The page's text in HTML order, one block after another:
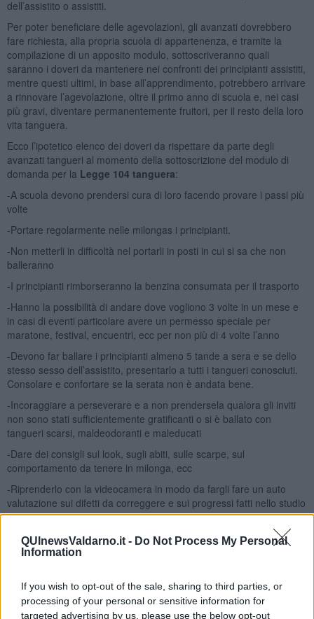
QUInewsValdarno.it - Do Not Process My Personal
Information
If you wish to opt-out of the sale, sharing to third parties, or
processing of your personal or sensitive information for
targeted advertising by us, please use the below opt-out
dell’assistito o assistiti.
Per poter beneficiare delle agevolazioni, gli avanzati dovrebbero
fare richiesta, alla propria scuola di appartenenza, e tramite la
compilazione di un apposito modulo, sottoscriveranno quali
saranno i doveri da mantenere nei confronti dei principianti assistiti,
mentre questi ultimi, in base all’apprendimento, potrebbero arrivare
a rinnovare l’agevolazione, oltre il primo anno di scuola e, nei casi
più gravi, diventare permanentemente fruitori, per il resto della loro
vita tanguera.
Ecco l’ipotetico elenco dei doveri da rispettare da parte degli
avanzati tangueri al momento della sottoscrizione del modulo di
domanda per la Legge 104 tanguera:
-A scuola devono prendersi cura di loro facendo provare i passi più
volte
-Portare regolarmente nelle milongas i principianti.
-Non metterli in difficoltà nel portarli in posti in cui si sa che non
balleranno
-I principianti rimborseranno la benzina consumata per il trasporto
-Hanno la possibilità di andare dove vogliono 3 volte in un mese e
in casi di eventi particolare avere un permesso speciale per
maratone, festival, encuentri, ecc per non più di 4 volte l’anno
-Devono far ballare i principianti almeno 5 tande a sera e se dello
stesso sesso dell’assistito, presentarlo a tutti i tangueri conosciuti.
Consolare e confortare se la serata non è andata bene.
-Incoraggiare a perseverare e a non prendersela qualora gli inviti
non sono stati sufficientemente gratificanti o si è ballato con
tangueri scarsi, maldeodoranti e maleducati
-Dare dei consigli sul look, sugli abiti, sulle scarpe, sul
comportamento da tenere in milonga, ecc
-Riprenderlo con la videocamera in modo da fargli fare un auto
valutazione sui difetti da correggere e sui progressi fatti nello studio
principiante al livello successivo, per incompatibilità di carattere con
l’assistito, oppure per rinuncia da parte dell’avanzato. In ogni caso,
Visto come vanno queste cose in Italia e nelmondo tanguero
credo ahimè, che il disegno di legge possa venir convertito in legge
in tempi brevi e pertanto nel frattempo, mi sento di dare qualche